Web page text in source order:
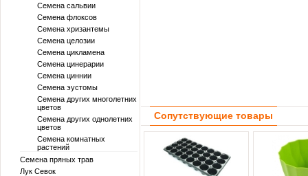
Семена сальвии
Семена флоксов
Семена хризантемы
Семена целозии
Семена цикламена
Семена цинерарии
Семена циннии
Семена эустомы
Семена других многолетних
цветов
Семена других однолетних
цветов
Семена комнатных
растений
Семена пряных трав
Лук Севок
Сопутствующие товары